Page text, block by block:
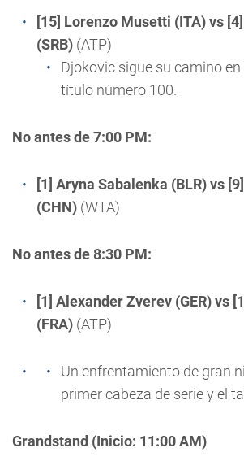
[15] Lorenzo Musetti (ITA) vs
(SRB) (ATP)
Djokovic sigue su camino
título número 100.
No antes de 7:00 PM:
[1] Aryna Sabalenka (BLR) vs
(CHN) (WTA)
No antes de 8:30 PM:
[1] AlexanderZverev (GER) vs
(FRA) (ATP)
Un enfrentamiento de gran
primer cabeza de serie y el
Grandstand (Inicio: 11:00 AM)